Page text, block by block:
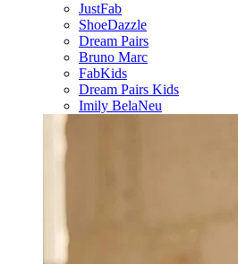
JustFab
ShoeDazzle
Dream Pairs
Bruno Marc
FabKids
Dream Pairs Kids
Imily BelaNeu